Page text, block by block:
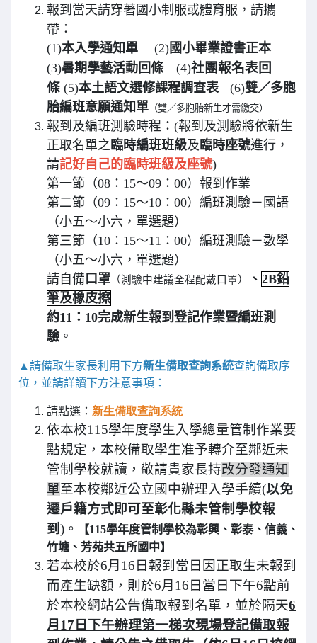
報到當天請穿著國小制服或體育服，請攜
帶：
(1)本入學通知單 (2)國小畢業證書正本
(3)暑期學藝活動回條 (4)社團報名表回
條 (5)本土語文選修課程調查表 (6)雙／多胞
胎編班意願通知單 （雙／多胞胎新生才需繳交）
報到及編班測驗時程：(報到及測驗將依新生
正取名單之臨時編班班級及 臨時座號進行，
請記好自己的臨時班級及座號)
第一節（08：15～09：00）報到作業
第二節（09：15～10：00）編班測驗－國語
（小五～小六，單選題）
第三節（10：15～11：00）編班測驗－數學
（小五～小六，單選題）
請自備 口罩 （測驗中建議全程配戴口罩） 、 2B鉛
筆及橡皮擦
約11：10完成新生報到登記作業暨編班測
驗 。
▲ 請備取生家長利用下方新生備取查詢系統查詢備取序
位，並請詳讀下方注意事項：
請點選： 新生備取查詢系統
依本校115學年度學生入學總量管制作業要
點規定，本校備取學生准予轉介至鄰近未
管制學校就讀，敬請貴家長持改分發通知
單至本校鄰近公立國中辦理入學手續(以免
遷戶籍方式即可至彰化縣未管制學校報
到 )。
【115學年度管制學校為彰興、彰泰、信義、
竹塘、芳苑共五所國中】
若本校於6月16日報到當日因正取生未報到
而產生缺額，則於6月16日當日下午6點前
於本校網站公告備取報到名單，並於隔天6
月17日下午辦理第一梯次現場登記備取報